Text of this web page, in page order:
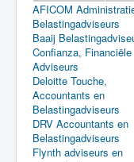
AFICOM
Belastingadviseurs
Baaij
Confianza, Financiële
Adviseurs
Deloitte Touche,
Accountants en
Belastingadviseurs
DRV Accountants en
Belastingadviseurs
Flynth adviseurs en